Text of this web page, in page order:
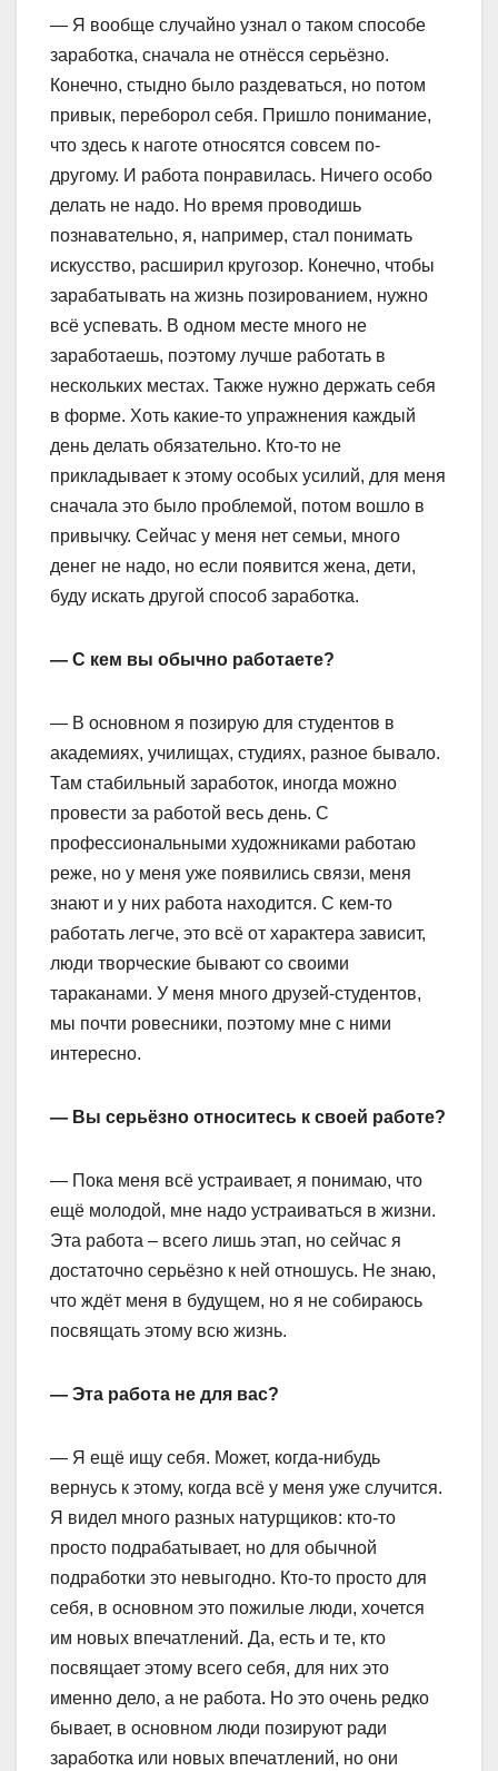
— Я вообще случайно узнал о таком способе
заработка, сначала не отнёсся серьёзно.
Конечно, стыдно было раздеваться, но потом
привык, переборол себя. Пришло понимание,
что здесь к наготе относятся совсем по-
другому. И работа понравилась. Ничего особо
делать не надо. Но время проводишь
познавательно, я, например, стал понимать
искусство, расширил кругозор. Конечно, чтобы
зарабатывать на жизнь позированием, нужно
всё успевать. В одном месте много не
заработаешь, поэтому лучше работать в
нескольких местах. Также нужно держать себя
в форме. Хоть какие-то упражнения каждый
день делать обязательно. Кто-то не
прикладывает к этому особых усилий, для меня
сначала это было проблемой, потом вошло в
привычку. Сейчас у меня нет семьи, много
денег не надо, но если появится жена, дети,
буду искать другой способ заработка.
— С кем вы обычно работаете?
— В основном я позирую для студентов в
академиях, училищах, студиях, разное бывало.
Там стабильный заработок, иногда можно
провести за работой весь день. С
профессиональными художниками работаю
реже, но у меня уже появились связи, меня
знают и у них работа находится. С кем-то
работать легче, это всё от характера зависит,
люди творческие бывают со своими
тараканами. У меня много друзей-студентов,
мы почти ровесники, поэтому мне с ними
интересно.
— Вы серьёзно относитесь к своей работе?
— Пока меня всё устраивает, я понимаю, что
ещё молодой, мне надо устраиваться в жизни.
Эта работа – всего лишь этап, но сейчас я
достаточно серьёзно к ней отношусь. Не знаю,
что ждёт меня в будущем, но я не собираюсь
посвящать этому всю жизнь.
— Эта работа не для вас?
— Я ещё ищу себя. Может, когда-нибудь
вернусь к этому, когда всё у меня уже случится.
Я видел много разных натурщиков: кто-то
просто подрабатывает, но для обычной
подработки это невыгодно. Кто-то просто для
себя, в основном это пожилые люди, хочется
им новых впечатлений. Да, есть и те, кто
посвящает этому всего себя, для них это
именно дело, а не работа. Но это очень редко
бывает, в основном люди позируют ради
заработка или новых впечатлений, но они